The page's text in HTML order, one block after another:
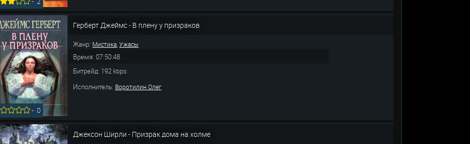
-0
Герберт Джеймс - В плену у призраков
Жанр: Мистика,Ужасы
Время: 07:50:48
Битрейд: 192 kbps
Исполнитель: Воротилин Олег
Джексон Ширли - Призрак дома на холме